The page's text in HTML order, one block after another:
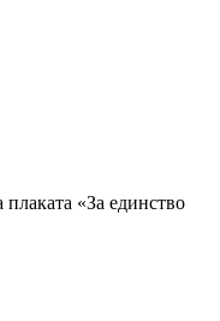
«За единство